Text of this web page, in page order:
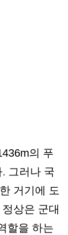
의 푸
그러나 국
거기에 도
상은 군대
할을 하는